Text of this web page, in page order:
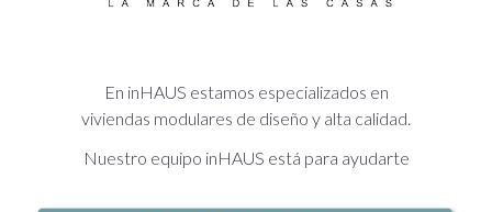
En inHAUS estamos especializados en
viviendas modulares de diseño y alta calidad.
Nuestro equipo inHAUS está para ayudarte